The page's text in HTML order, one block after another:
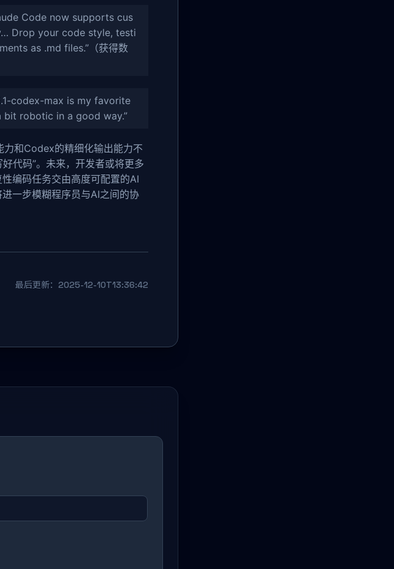
Code now supports cus
Drop your code style, testi
as .md files.”（获得数
codex-max is my favorite
robotic in a good way.”
力和Codex的精细化输出能力不
代码”。未来，开发者或将更多
编码任务交由高度可配置的AI
一步模糊程序员与AI之间的协
最后更新：2025-12-10T13:36:42